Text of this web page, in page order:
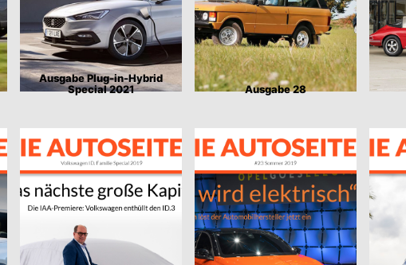
Ausgabe Plug-in-Hybrid
Special 2021
Ausgabe 28